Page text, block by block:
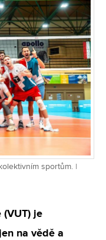
sportům. |
je
na vědě a